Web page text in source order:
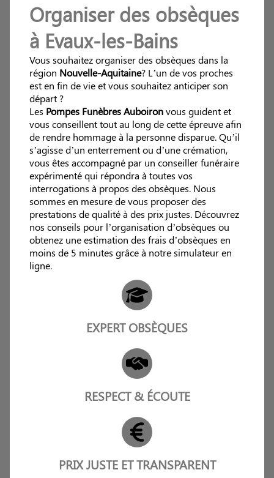
Organiser des obsèques
à Evaux-les-Bains
Vous souhaitez organiser des obsèques dans la
région Nouvelle-Aquitaine? L’un de vos proches
est en fin de vie et vous souhaitez anticiper son
départ ?
Les Pompes Funèbres Auboironvous guident et
vous conseillent tout au long de cette épreuve afin
de rendre hommage à la personne disparue. Qu’il
s’agisse d’un enterrement ou d’une crémation,
vous êtes accompagné par un conseiller funéraire
expérimenté qui répondra à toutes vos
interrogations à propos des obsèques. Nous
sommes en mesure de vous proposer des
prestations de qualité à des prix justes. Découvrez
nos conseils pour l’organisation d’obsèques ou
obtenez une estimation des frais d’obsèques en
moins de 5 minutes grâce à notre simulateur en
ligne.
EXPERT OBSÈQUES
RESPECT & ÉCOUTE
PRIX JUSTE ET TRANSPARENT